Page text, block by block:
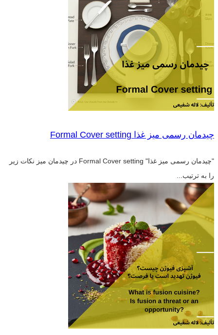
چیدمان رسمی میز غذا Formal Cover setting
"چیدمان رسمی میز غذا" Formal Cover setting در چیدمان میز نکات زیر
را به ترتیب...